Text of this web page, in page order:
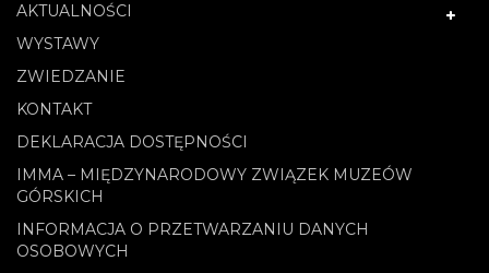
AKTUALNOŚCI
WYSTAWY
ZWIEDZANIE
KONTAKT
DEKLARACJA DOSTĘPNOŚCI
IMMA – MIĘDZYNARODOWY ZWIĄZEK MUZEÓW
GÓRSKICH
INFORMACJA O PRZETWARZANIU DANYCH
OSOBOWYCH